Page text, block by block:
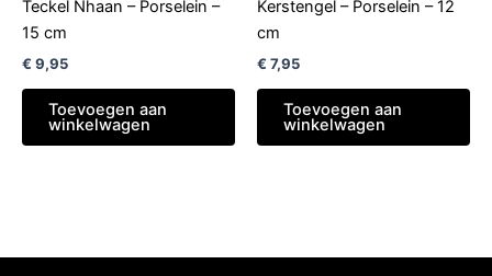
Teckel Nhaan – Porselein –
15 cm
€ 9,95
Toevoegen aan
winkelwagen
Kerstengel – Porselein – 12
cm
€ 7,95
Toevoegen aan
winkelwagen